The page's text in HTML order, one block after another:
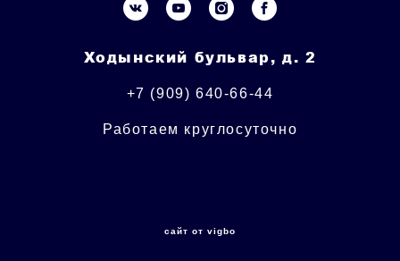
Ходынский бульвар, д. 2
+7 (909) 640-66-44
Работаем круглосуточно
сайт от vigbo